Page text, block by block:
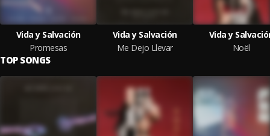
Vida y Salvación
Promesas
Vida y Salvación
Me Dejo Llevar
Vida y
Noël
TOP SONGS